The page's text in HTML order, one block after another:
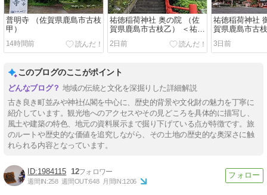
普明寺 （佐賀県鹿島市古枝
甲）
14時間前
祐徳稲荷神社 奥の院 （佐
賀県鹿島市古枝乙） ＜祐徳
稲荷 其の肆＞
2日前
祐徳稲荷神社
賀県鹿島市古
稲荷 其の参＞
3日前
このブログのここがポイント
地域の伝統と文化を深掘りした詳細解説
古き良き町並みや神社仏閣を中心に、歴史的背景や文化財の魅力を丁寧に
紹介しています。観光地へのアクセスやその見どころを具体的に描写し、
風土や建築の特色、地元の資料展示まで掘り下げている点が特徴です。旅
のルートや歴史的な価値を追究しながら、その土地の歴史的な奥深さに触
れられる内容となっています。
1984115 12
週間IN:258 週間OUT:648 月間IN:1206